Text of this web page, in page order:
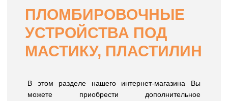
ПЛОМБИРОВОЧНЫЕ
УСТРОЙСТВА ПОД
МАСТИКУ, ПЛАСТИЛИН
В этом разделе нашего интернет-магазина Вы
можете приобрести дополнительное